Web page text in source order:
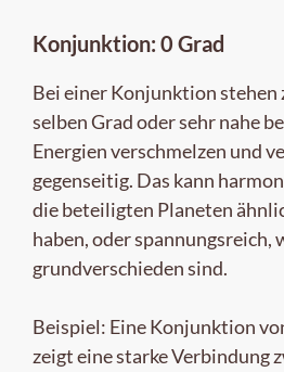
Konjunktion: 0 Grad
Bei einer Konjunktion stehen
selben Grad oder sehr nahe
Energien verschmelzen und
gegenseitig. Das kann
die beteiligten Planeten
haben, oder spannungsreich,
grundverschieden sind.
Beispiel: Eine Konjunktion
zeigt eine starke Verbindung